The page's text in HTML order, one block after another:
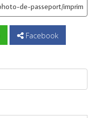
Facebook